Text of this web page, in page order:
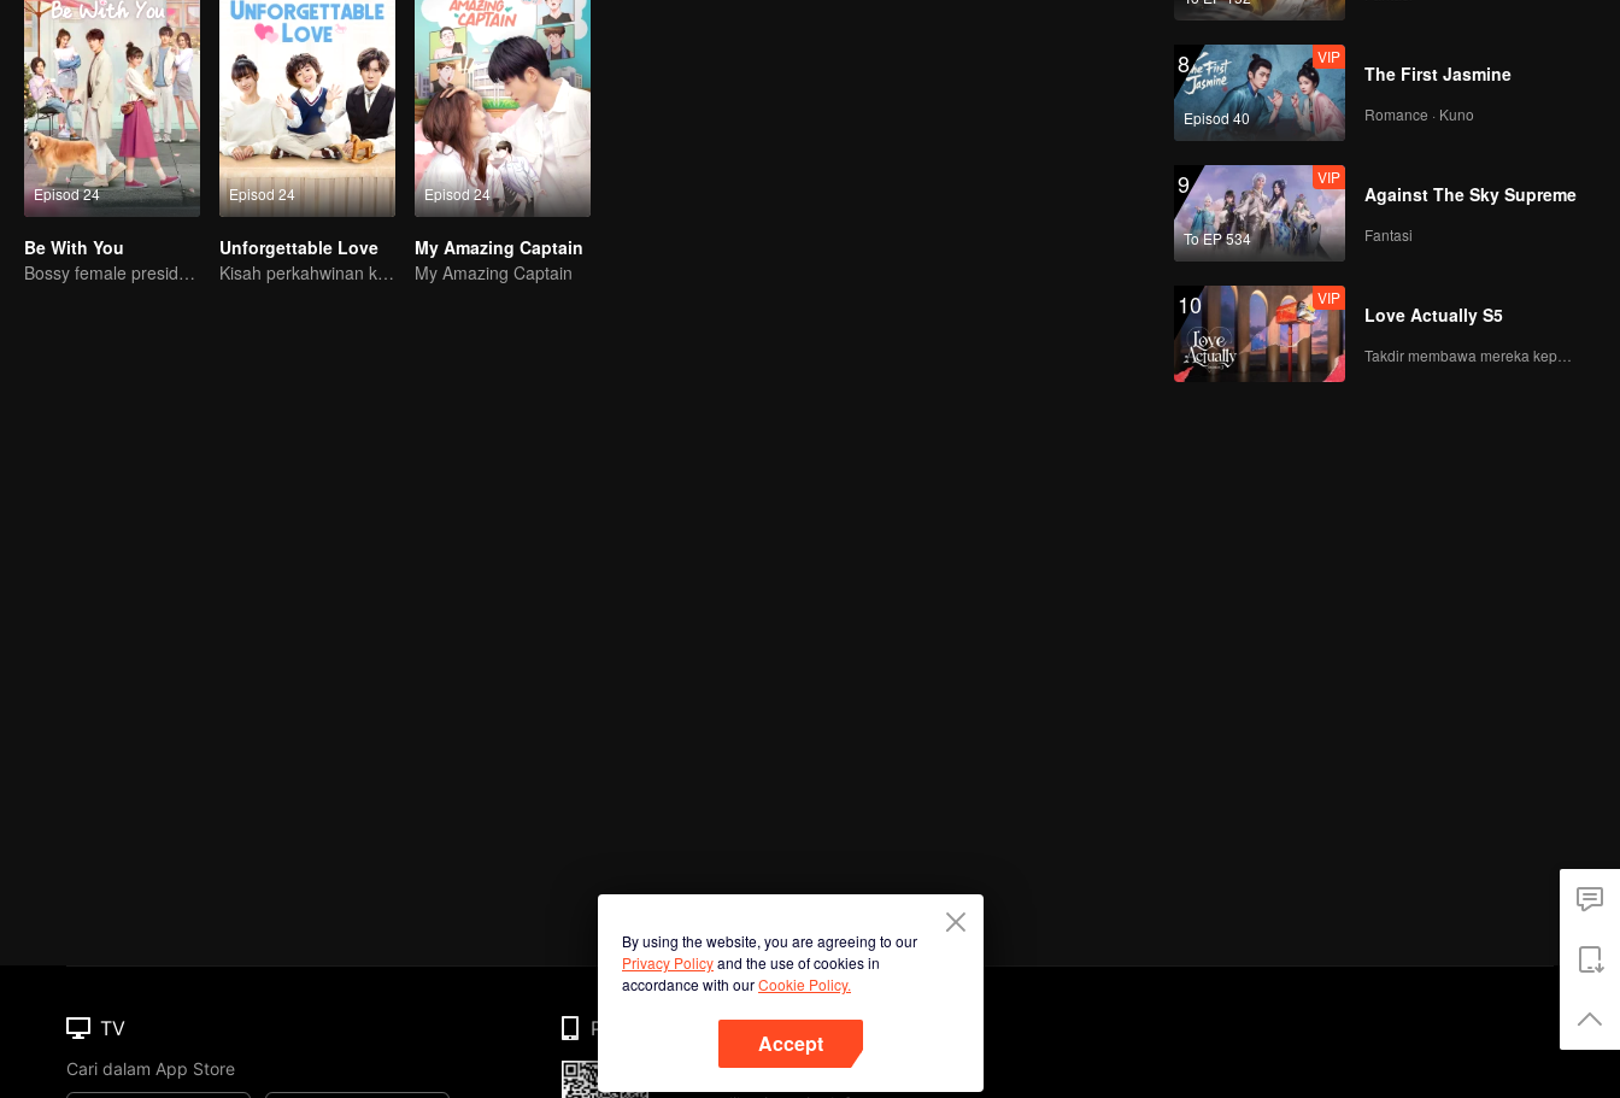
Episod 24
Be With You
Bossy female president flirts with arrogant childe.
Episod 24
Unforgettable Love
Kisah perkahwinan kontrak antara Wei Zheming dan Hu Yixuan
Episod 24
My Amazing Captain
My Amazing Captain
8
Episod 40
VIP
The First Jasmine
Romance · Kuno
9
To EP 534
VIP
Against The Sky Supreme
Fantasi
10 VIP
Love Actually S5
Takdir membawa mereka kepada cinta yang tulus!
By using the website, you are agreeing to our
Privacy Policyand the use of cookies in
accordance with ourCookie Policy.
Accept
TV
Cari dalam App Store
Phone